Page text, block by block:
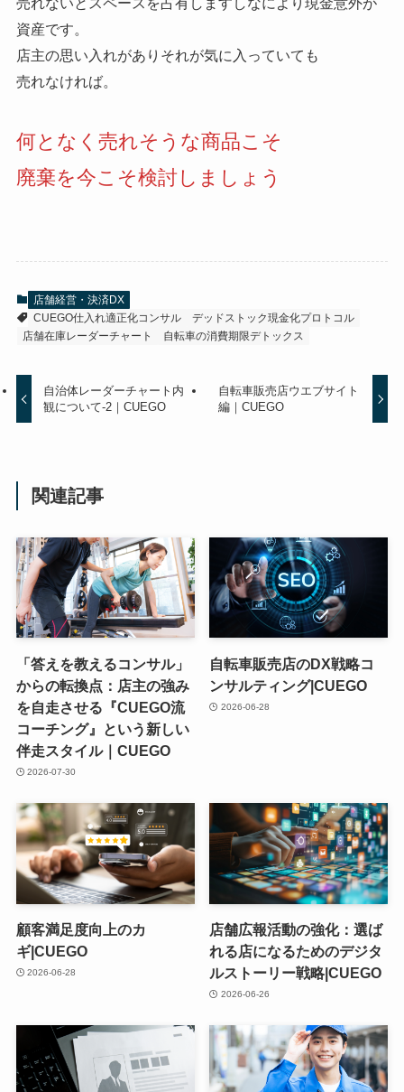
資産です。
店主の思い入れがありそれが気に入っていても
売れなければ。
何となく売れそうな商品こそ
廃棄を今こそ検討しましょう
店舗経営・決済DX
CUEGO仕入れ適正化コンサル
デッドストック現金化プロトコル
店舗在庫レーダーチャート
自転車の消費期限デトックス
自治体レーダーチャート内
観について-2｜CUEGO
自転車販売店ウエブサイト
編｜CUEGO
関連記事
「答えを教えるコンサル」
からの転換点：店主の強み
を自走させる『CUEGO流
コーチング』という新しい
伴走スタイル｜CUEGO
2026-07-30
自転車販売店のDX戦略コ
ンサルティング|CUEGO
2026-06-28
顧客満足度向上のカ
ギ|CUEGO
2026-06-28
店舗広報活動の強化：選ば
れる店になるためのデジタ
ルストーリー戦略|CUEGO
2026-06-26